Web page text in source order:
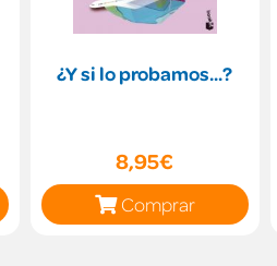
¿Y si lo probamos...?
8,95€
Comprar